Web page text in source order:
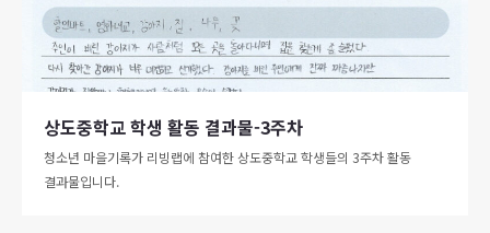
상도중학교 학생 활동 결과물-3주차
청소년 마을기록가 리빙랩에 참여한 상도중학교 학생들의 3주차 활동
결과물입니다.